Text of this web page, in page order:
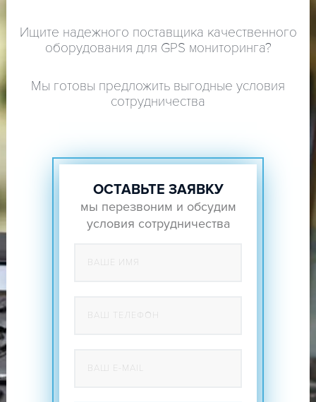
Ищите надежного поставщика качественного
оборудования для GPS мониторинга?
Мы готовы предложить выгодные условия
сотрудничества
ОСТАВЬТЕ ЗАЯВКУ
мы перезвоним и обсудим
условия сотрудничества